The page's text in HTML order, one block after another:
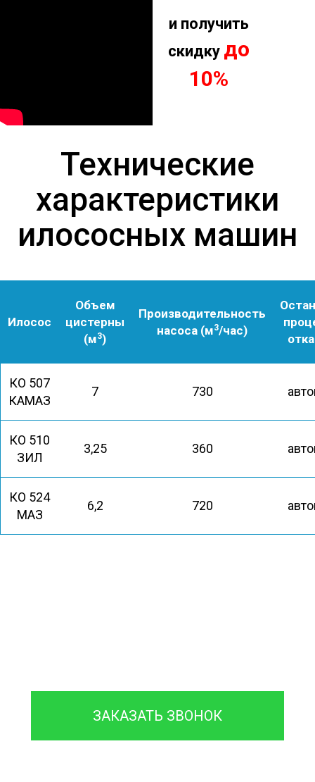
и получить
скидку до
10%
Технические
характеристики
илососных машин
Илосос
Объем
цистерны
(м3)
Производительность
насоса (м3/час)
КО 507
КАМАЗ
7 730
КО 510
ЗИЛ
3,25 360
КО 524
МАЗ
6,2 720
ЗАКАЗАТЬ ЗВОНОК